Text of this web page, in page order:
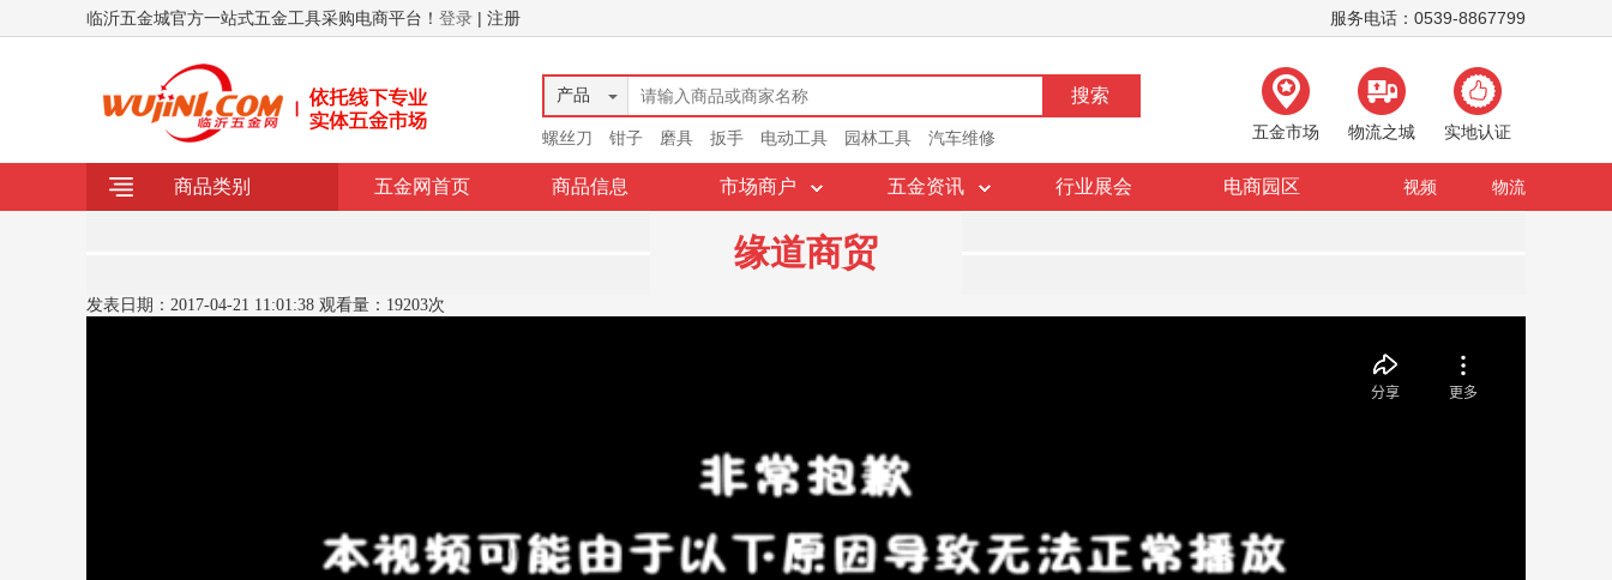
服务电话：0539-8867799
临沂五金城官方一站式五金工具采购电商平台！ 登录 | 注册
产品
螺丝刀 钳子 磨具 扳手 电动工具 园林工具 汽车维修 五金市场 物流之城 实地认证
商品类别 五金网首页 商品信息 市场商户 五金资讯 行业展会 电商园区 视频 物流
缘道商贸
发表日期： 2017-04-21 11:01:38 观看量： 19203次